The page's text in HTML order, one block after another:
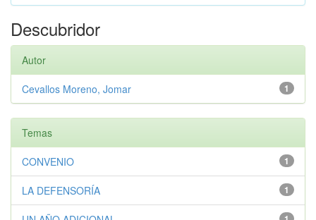
Descubridor
Autor
1
Cevallos Moreno, Jomar
Temas
1
CONVENIO
1
LA DEFENSORÍA